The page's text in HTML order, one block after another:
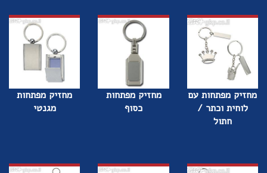
מחזיק מפתחות עם
לוחית וכתר /
חתול
מחזיק מפתחות
כסוף
מחזיק מפתחות
מגנטי